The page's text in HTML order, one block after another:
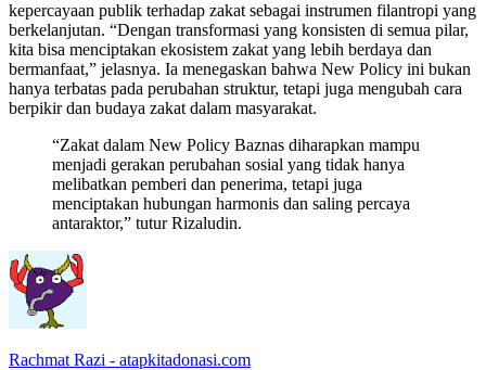
kepercayaan publik terhadap zakat sebagai instrumen filantropi yang
berkelanjutan. “Dengan transformasi yang konsisten di semua pilar,
kita bisa menciptakan ekosistem zakat yang lebih berdaya dan
bermanfaat,” jelasnya. Ia menegaskan bahwa New Policy ini bukan
hanya terbatas pada perubahan struktur, tetapi juga mengubah cara
berpikir dan budaya zakat dalam masyarakat.
“Zakat dalam New Policy Baznas diharapkan mampu
menjadi gerakan perubahan sosial yang tidak hanya
melibatkan pemberi dan penerima, tetapi juga
menciptakan hubungan harmonis dan saling percaya
antaraktor,” tutur Rizaludin.
Rachmat Razi - atapkitadonasi.com